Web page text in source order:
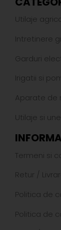
Utilaje
Intretinere
Garduri
Irigatii si
Aparate de
Utilaje si
Termeni si
Retur /
Politica de
Politica de